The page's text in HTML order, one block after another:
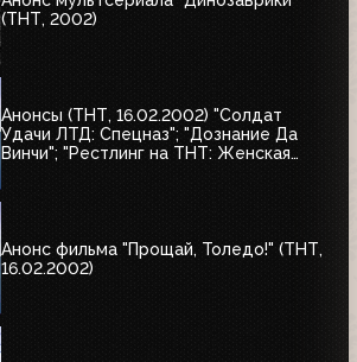
(ТНТ, 2002)
Анонсы (ТНТ, 16.02.2002) "Солдат
Удачи ЛТД: Спецназ"; "Дознание Да
Винчи"; "Рестлинг на ТНТ: Женская
Анонс фильма "Прощай, Толедо!" (ТНТ,
16.02.2002)